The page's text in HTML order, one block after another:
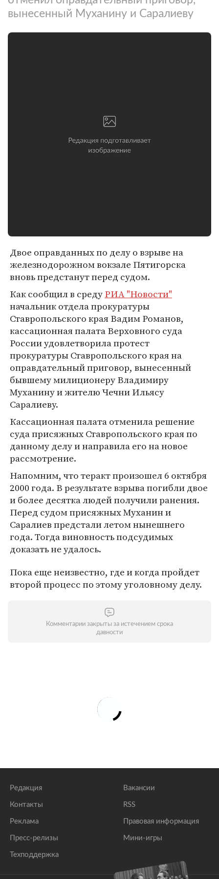
вынесенный Муханину и Саралиеву
Двое оправданных по делу о взрыве на
железнодорожном вокзале Пятигорска
вновь предстанут перед судом.
Как сообщил в средуРИА "Новости"
начальник отдела прокуратуры
Ставропольского края Вадим Романов,
кассационная палата Верховного суда
России удовлетворила протест
прокуратуры Ставропольского края на
оправдательный приговор, вынесенный
бывшему милиционеру Владимиру
Муханину и жителю Чечни Ильясу
Саралиеву.
Кассационная палата отменила решение
суда присяжных Ставропольского края по
данному делу и направила его на новое
рассмотрение.
Напомним, что теракт произошел 6 октября
2000 года. В результате взрыва погибли двое
и более десятка людей получили ранения.
Перед судом присяжных Муханин и
Саралиев предстали летом нынешнего
года. Тогда виновность подсудимых
доказать не удалось.
Пока еще неизвестно, где и когда пройдет
второй процесс по этому уголовному делу.
Комментарии закрыты за истечением срока
давности
Редакция
Контакты
Реклама
Пресс-релизы
Техподдержка
Вакансии
RSS
Правовая информация
Мини-игры